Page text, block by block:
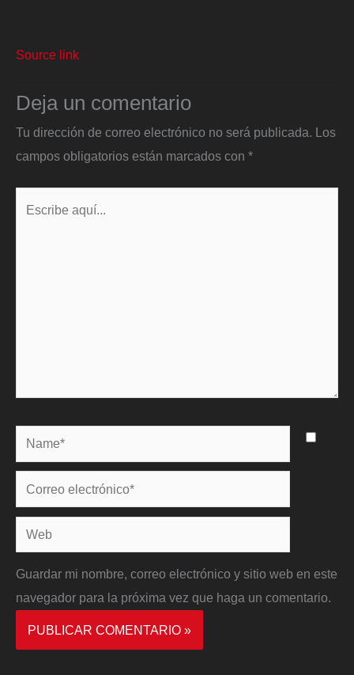
Source link
Deja un comentario
Tu dirección de correo electrónico no será publicada. Los
campos obligatorios están marcados con *
Name*
Correo
electrónico*
Web
Guardar mi nombre, correo electrónico y sitio web en este
navegador para la próxima vez que haga un comentario.